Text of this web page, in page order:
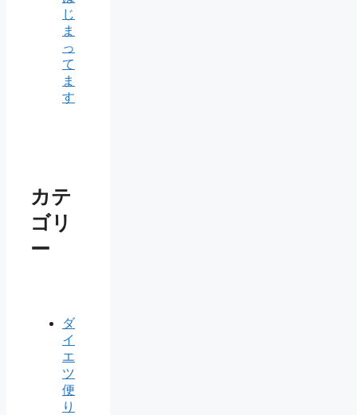
じ
ま
っ
て
ま
す
カテ
ゴリ
ー
ダ
イ
エ
ツ
便
り